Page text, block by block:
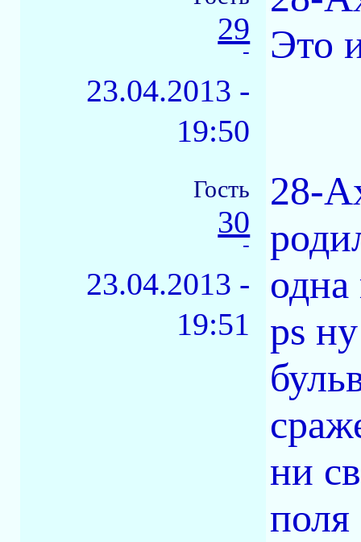
29
-
23.04.2013 -
19:50
Это
Гость
30
-
23.04.2013 -
19:51
28-
ps
ни
поля